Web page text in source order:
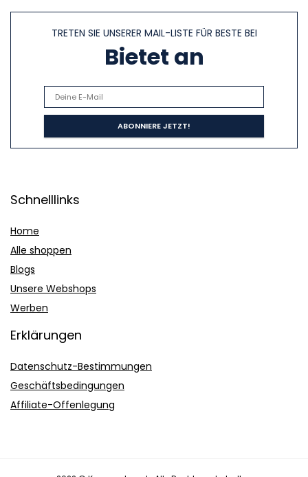
TRETEN SIE UNSERER MAIL-LISTE FÜR BESTE BEI
Bietet an
Schnelllinks
Home
Alle shoppen
Blogs
Unsere Webshops
Werben
Erklärungen
Datenschutz-Bestimmungen
Geschäftsbedingungen
Affiliate-Offenlegung